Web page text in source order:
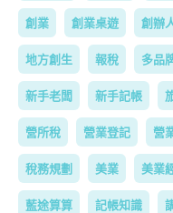
創業 創業桌遊 創辦
地方創生 報稅 多品
新手老闆 新手記帳
營所稅 營業登記 營
稅務規劃 美業 美業
藍途算算 記帳知識